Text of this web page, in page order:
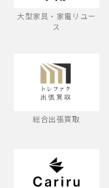
大型家具・家電リユー
ス
総合出張買取